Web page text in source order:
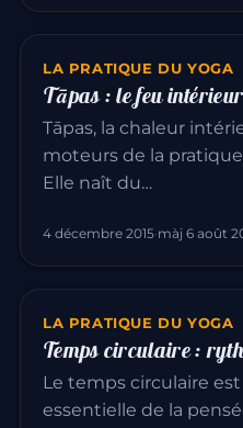
LA PRATIQUE DU YOGA
Tāpas : le feu
Tāpas, la chaleur
moteurs de la pratique
Elle naît du…
4 décembre 2015·màj 6 août
LA PRATIQUE DU YOGA
Temps circulaire :
Le temps circulaire
essentielle de la